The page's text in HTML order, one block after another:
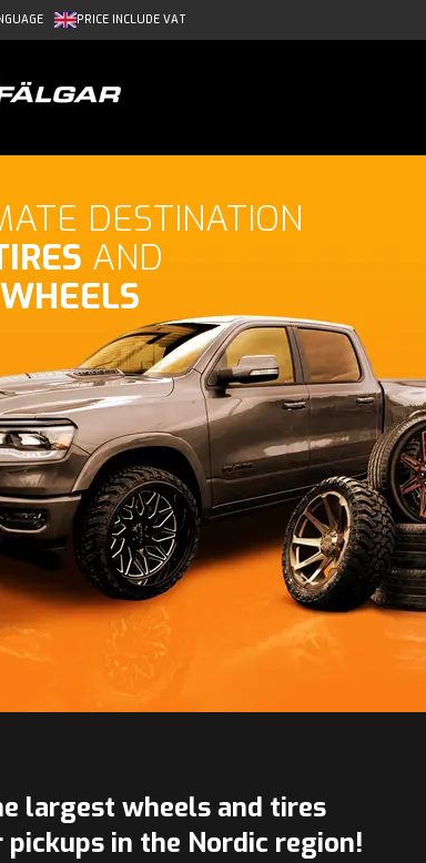
PRICE INCLUDE VAT
DESTINATION
AND
WHEELS
largest wheels and tires
in the Nordic region!